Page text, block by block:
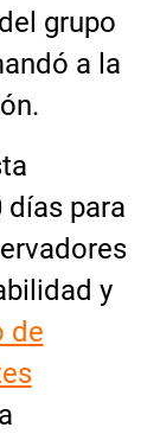
grupo
a la
para
y
de